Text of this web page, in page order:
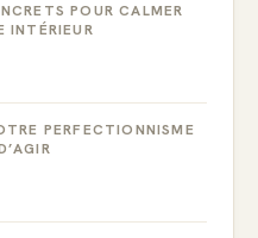
POUR CALMER
INTÉRIEUR
PERFECTIONNISME